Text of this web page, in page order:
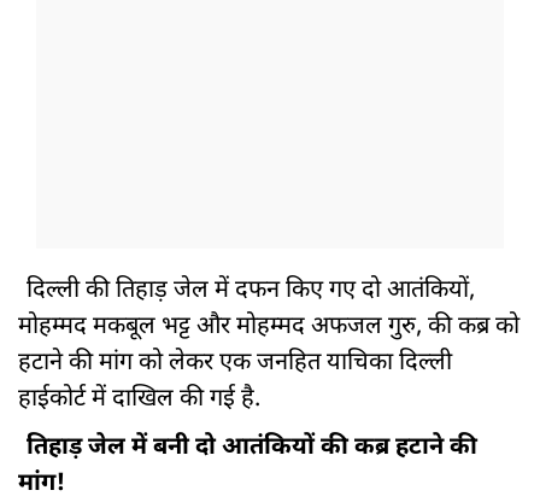
दिल्ली की तिहाड़ जेल में दफन किए गए दो आतंकियों,
मोहम्मद मकबूल भट्ट और मोहम्मद अफजल गुरु, की कब्र को
हटाने की मांग को लेकर एक जनहित याचिका दिल्ली
हाईकोर्ट में दाखिल की गई है.
तिहाड़ जेल में बनी दो आतंकियों की कब्र हटाने की
मांग!